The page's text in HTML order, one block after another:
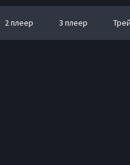
2 плеер 3 плеер